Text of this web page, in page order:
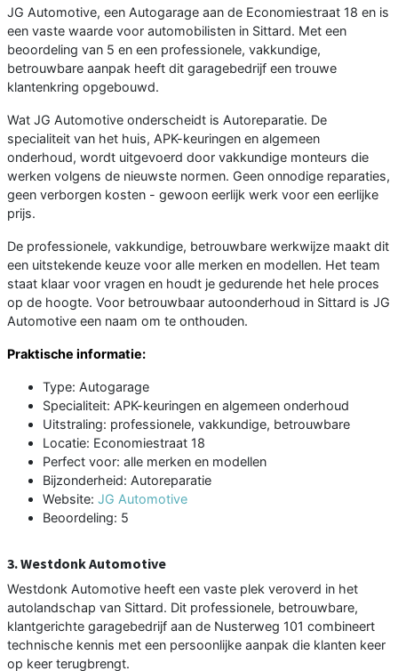
JG Automotive, een Autogarage aan de Economiestraat 18 en is
een vaste waarde voor automobilisten in Sittard. Met een
beoordeling van 5 en een professionele, vakkundige,
betrouwbare aanpak heeft dit garagebedrijf een trouwe
klantenkring opgebouwd.
Wat JG Automotive onderscheidt is Autoreparatie. De
specialiteit van het huis, APK-keuringen en algemeen
onderhoud, wordt uitgevoerd door vakkundige monteurs die
werken volgens de nieuwste normen. Geen onnodige reparaties,
geen verborgen kosten - gewoon eerlijk werk voor een eerlijke
prijs.
De professionele, vakkundige, betrouwbare werkwijze maakt dit
een uitstekende keuze voor alle merken en modellen. Het team
staat klaar voor vragen en houdt je gedurende het hele proces
op de hoogte. Voor betrouwbaar autoonderhoud in Sittard is JG
Automotive een naam om te onthouden.
Praktische informatie:
Type: Autogarage
Specialiteit: APK-keuringen en algemeen onderhoud
Uitstraling: professionele, vakkundige, betrouwbare
Locatie: Economiestraat 18
Perfect voor: alle merken en modellen
Bijzonderheid: Autoreparatie
Website: JG Automotive
Beoordeling: 5
3. Westdonk Automotive
Westdonk Automotive heeft een vaste plek veroverd in het
autolandschap van Sittard. Dit professionele, betrouwbare,
klantgerichte garagebedrijf aan de Nusterweg 101 combineert
technische kennis met een persoonlijke aanpak die klanten keer
op keer terugbrengt.